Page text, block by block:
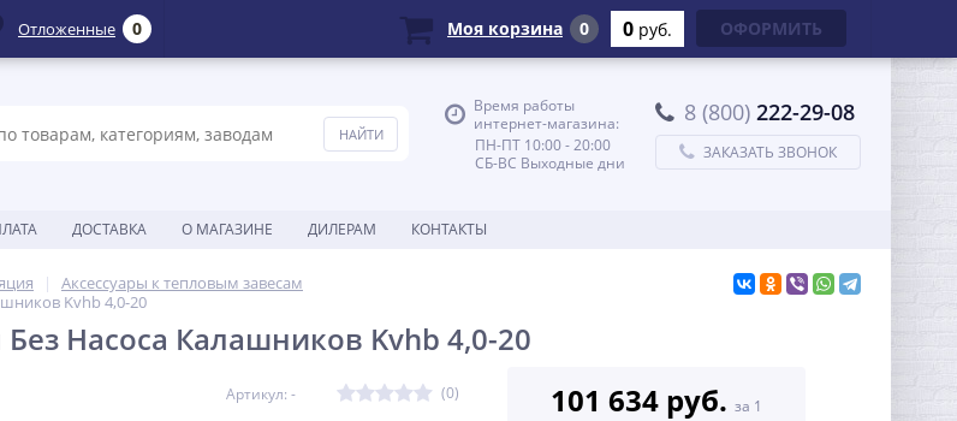
Время работы
интернет-магазина:
ПН-ПТ 10:00 - 20:00
СБ-ВС Выходные дни
8 (800) 222-29-08
ЗАКАЗАТЬ ЗВОНОК
ДОСТАВКА О МАГАЗИНЕ ДИЛЕРАМ КОНТАКТЫ
Аксессуары к тепловым завесам
Kvhb 4,0-20
Насоса Калашников Kvhb 4,0-20
Артикул: - (0) 101 634 руб. за 1
Отложенные 0 Моя корзина 0 0 руб. ОФОРМИТЬ